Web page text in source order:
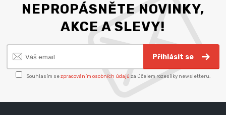
NEPROPÁSNĚTE NOVINKY,
AKCE A SLEVY!
Přihlásit se
Souhlasím sezpracováním osobních údajů za účelem rozesílky newsletteru.